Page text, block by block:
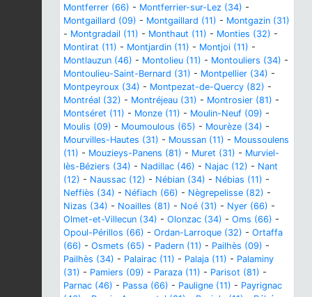
Montferrer (66) - Montferrier-sur-Lez (34) -
Montgaillard (09) - Montgaillard (11) - Montgazin (31)
- Montgradail (11) - Monthaut (11) - Monties (32) -
Montirat (11) - Montjardin (11) - Montjoi (11) -
Montlauzun (46) - Montolieu (11) - Montouliers (34) -
Montoulieu-Saint-Bernard (31) - Montpellier (34) -
Montpeyroux (34) - Montpezat-de-Quercy (82) -
Montréal (32) - Montréjeau (31) - Montrosier (81) -
Montséret (11) - Monze (11) - Moulin-Neuf (09) -
Moulis (09) - Moumoulous (65) - Mourèze (34) -
Mourvilles-Hautes (31) - Moussan (11) - Moussoulens
(11) - Mouzieys-Panens (81) - Muret (31) - Murviel-
lès-Béziers (34) - Nadillac (46) - Najac (12) - Nant
(12) - Naussac (12) - Nébian (34) - Nébias (11) -
Neffiès (34) - Néfiach (66) - Nègrepelisse (82) -
Nizas (34) - Noailles (81) - Noé (31) - Nyer (66) -
Olmet-et-Villecun (34) - Olonzac (34) - Oms (66) -
Opoul-Périllos (66) - Ordan-Larroque (32) - Ortaffa
(66) - Osmets (65) - Padern (11) - Pailhès (09) -
Pailhès (34) - Palairac (11) - Palaja (11) - Palaminy
(31) - Pamiers (09) - Paraza (11) - Parisot (81) -
Parnac (46) - Passa (66) - Pauligne (11) - Payrignac